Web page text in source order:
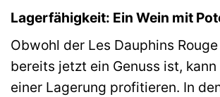
Lagerfähigkeit: Ein Wein mit
Obwohl der Les Dauphins
bereits jetzt ein Genuss ist,
einer Lagerung profitieren. In